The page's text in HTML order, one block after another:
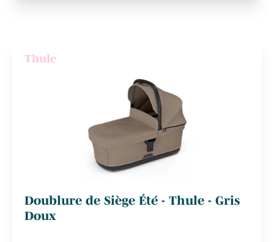
Thule
Doublure de Siège Été - Thule - Gris
Doux